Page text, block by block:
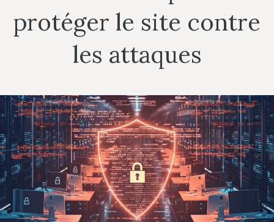
protéger le site contre
les attaques